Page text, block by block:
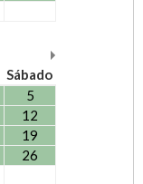
Sábado
5
12
19
26